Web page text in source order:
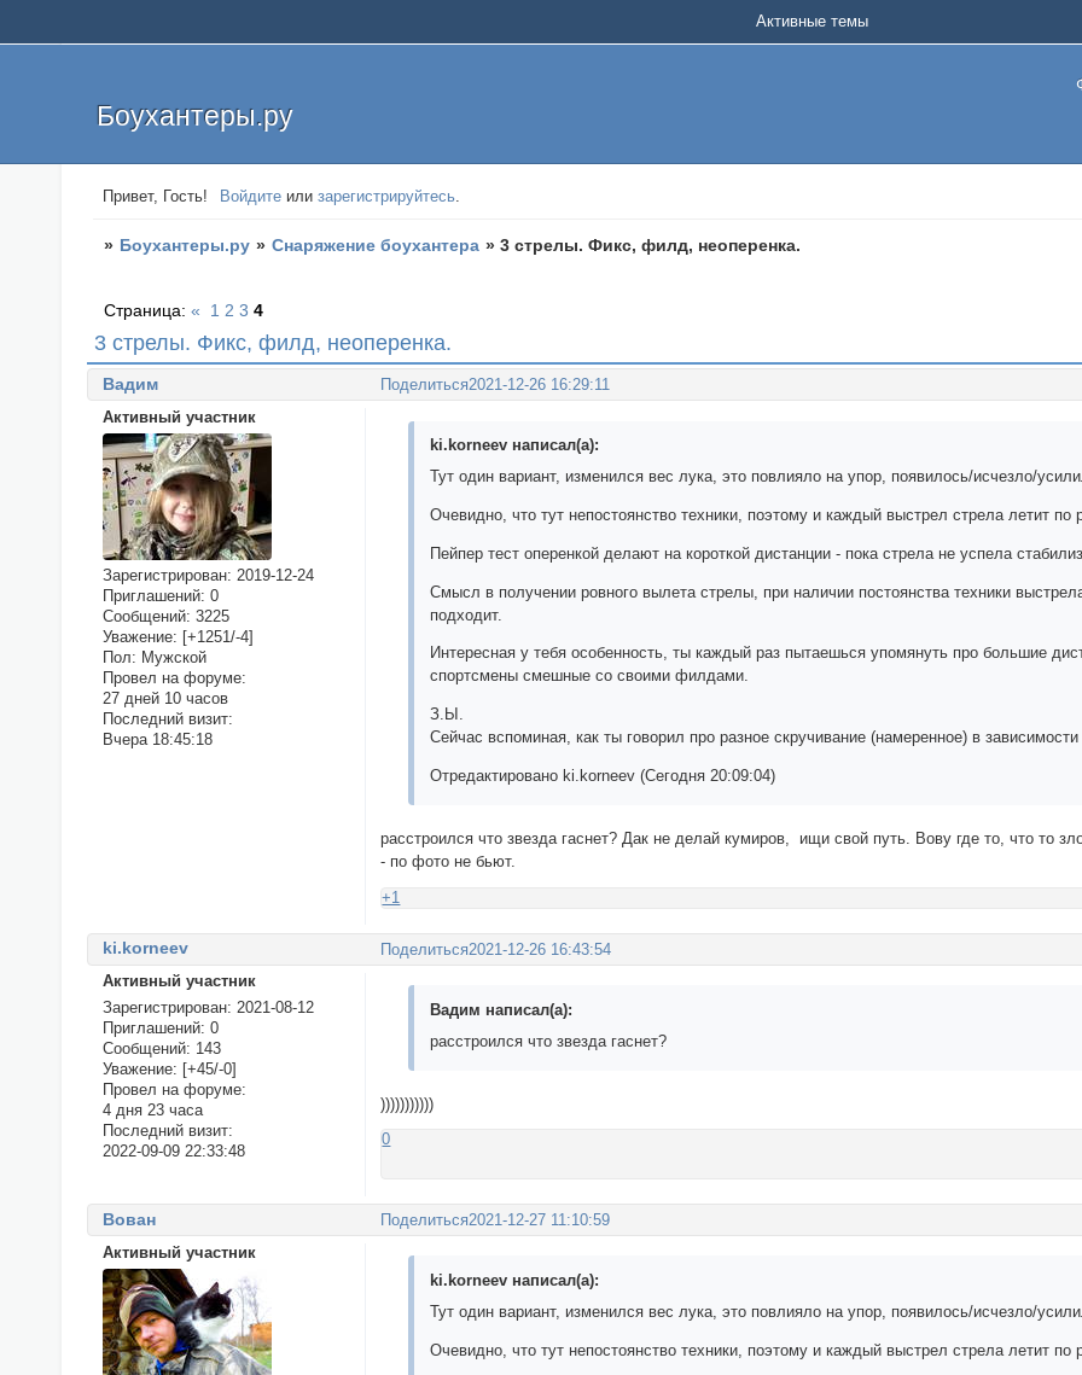
Боухантеры.ру
Активные темы
Привет, Гость! Войдите илизарегистрируйтесь.
» Боухантеры.ру » Снаряжение боухантера »3 стрелы. Фикс, филд, неоперенка.
3 стрелы. Фикс, филд, неоперенка.
Страница:« 1 2 3 4
Поделиться2021-12-26 16:29:11
Вадим
Активный участник
Зарегистрирован: 2019-12-24
Приглашений: 0
Сообщений: 3225
Уважение: [+1251/-4]
Пол: Мужской
Провел на форуме:
27 дней 10 часов
Последний визит:
Вчера 18:45:18
ki.korneev написал(а):
Тут один вариант, изменился вес лука, это повлияло на упор, появилось/исчезло/
Очевидно, что тут непостоянство техники, поэтому и каждый выстрел стрела летит по
Пейпер тест оперенкой делают на короткой дистанции - пока стрела не успела
Смысл в получении ровного вылета стрелы, при наличии постоянства техники
подходит.
Интересная у тебя особенность, ты каждый раз пытаешься упомянуть про большие
спортсмены смешные со своими филдами.
З.Ы.
Сейчас вспоминая, как ты говорил про разное скручивание (намеренное) в
Отредактировано ki.korneev (Сегодня 20:09:04)
расстроился что звезда гаснет? Дак не делай кумиров, ищи свой путь. Вову где то, что то
- по фото не бьют.
+1
Поделиться2021-12-26 16:43:54
ki.korneev
Активный участник
Зарегистрирован: 2021-08-12
Приглашений: 0
Сообщений: 143
Уважение: [+45/-0]
Провел на форуме:
4 дня 23 часа
Последний визит:
2022-09-09 22:33:48
Вадим написал(а):
расстроился что звезда гаснет?
)))))))))))
0
Поделиться2021-12-27 11:10:59
Вован
Активный участник
ki.korneev написал(а):
Тут один вариант, изменился вес лука, это повлияло на упор, появилось/исчезло/
Очевидно, что тут непостоянство техники, поэтому и каждый выстрел стрела летит по